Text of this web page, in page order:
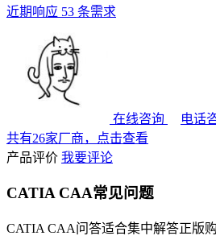
近期响应 53 条需求
在线咨询 电话
共有26家厂商，点击查看
产品评价 我要评论
CATIA CAA常见问题
CATIA CAA问答适合集中解答正版